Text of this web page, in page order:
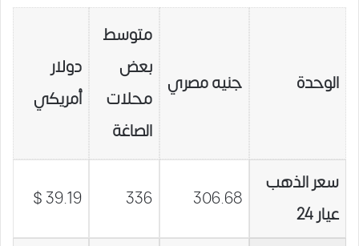
الوحدة جنيه مصري
متوسط
بعض
محلات
الصاغة
دولار
أمريكي
سعر الذهب
عيار 24
306.68
336
39.19 $